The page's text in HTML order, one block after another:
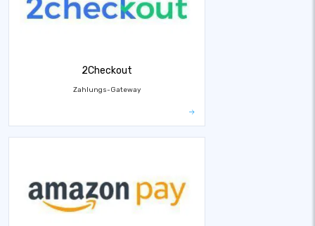
2Checkout
Zahlungs-Gateway